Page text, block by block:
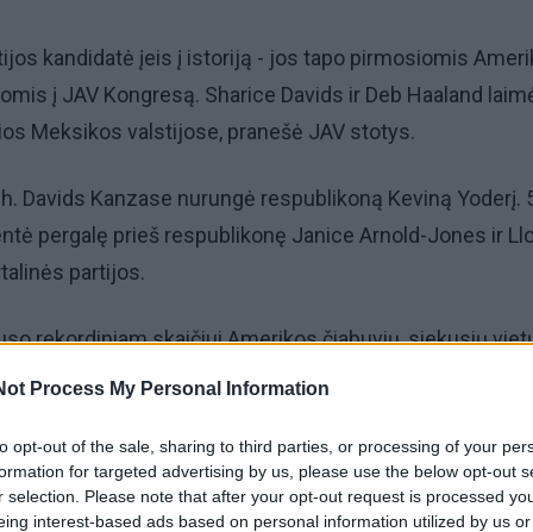
Process My Personal Information
opt-out of the sale, sharing to third parties, or processing of your
for targeted advertising by us, please use the below opt-out
selection. Please note that after your opt-out request is processed
interest-based ads based on personal information utilized by us
kandidatė įeis į istoriją - jos tapo pirmosiomis
į JAV Kongresą. Sharice Davids ir Deb Haaland
Meksikos valstijose, pranešė JAV stotys.
Davids Kanzase nurungė respublikoną Keviną Yoderį.
pergalę prieš respublikonę Janice Arnold-Jones ir
partijos.
rekordiniam skaičiui Amerikos čiabuvių, siekusių
postų ir kitų pareigų. Sh. Davids yra vienišos motinos
„Stipri, tvirta, čiagimė“, - buvo parašyta ant marškinėlių,
savo agitacinėje medžiagoje.